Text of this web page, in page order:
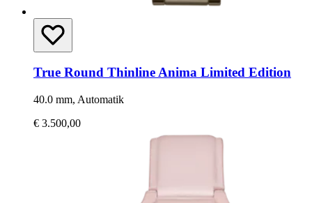
True Round Thinline Anima Limited Edition
40.0 mm, Automatik
€ 3.500,00